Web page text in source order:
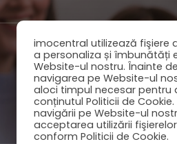
imocentral utilizează fişiere
a personaliza și îmbunătăți
Website-ul nostru. Înainte
navigarea pe Website-ul
aloci timpul necesar pentru
conținutul Politicii de
navigării pe Website-ul
acceptarea utilizării
conform Politicii de Cookie.